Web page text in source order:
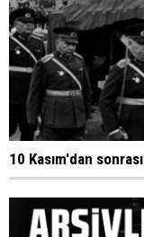
10 Kasım'dan sonrası